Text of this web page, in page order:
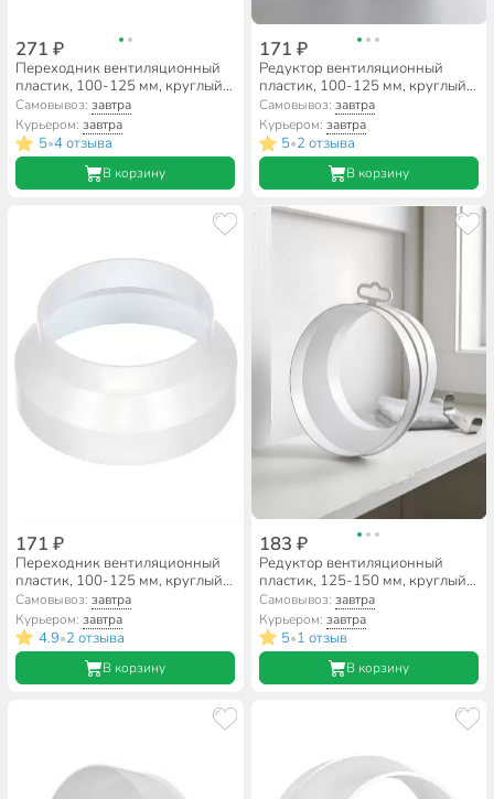
271 ₽
Переходник вентиляционный
пластик, 100-125 мм, круглый,
эксцентрический, ERA,
1012,5РЭП
Самовывоз:завтра
Курьером:завтра
5•4 отзыва
В корзину
171 ₽
Редуктор вентиляционный
пластик, 100-125 мм, круглый,
эксцентриковый, Event, 100125
РЭП
Самовывоз: завтра
Курьером: завтра
5•2 отзыва
В корзину
171 ₽
Переходник вентиляционный
пластик, 100-125 мм, круглый,
Event, 100125РП
Самовывоз:завтра
Курьером:завтра
4.9•2 отзыва
В корзину
183 ₽
Редуктор вентиляционный
пластик, 125-150 мм, круглый,
эксцентриковый, Event, 125150
РЭП
Самовывоз: завтра
Курьером: завтра
5•1 отзыв
В корзину